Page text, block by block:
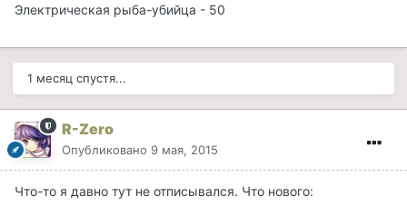
Электрическая рыба-убийца - 50
1 месяц спустя...
R-Zero
Опубликовано 9 мая, 2015
Что-то я давно тут не отписывался. Что нового: